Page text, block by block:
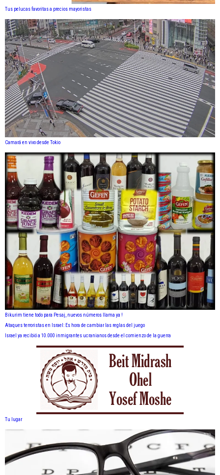
Tus pelucas favoritas a precios mayoristas
Camará en vivo desde Tokio
Bikurim tiene todo para Pesaj, nuevos números llama ya !
Ataques terroristas en Israel: Es hora de cambiar las reglas del juego
Israel ya recibió a 10.000 inmigrantes ucranianos desde el comienzo de la guerra
Tu lugar